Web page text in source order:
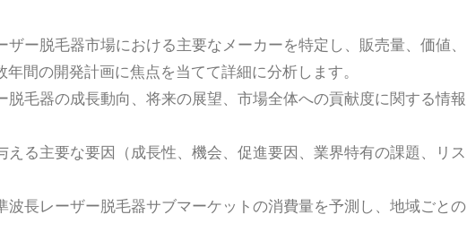
ー脱毛器市場における主要なメーカーを特定し、販売量、価値、
間の開発計画に焦点を当てて詳細に分析します。
毛器の成長動向、将来の展望、市場全体への貢献度に関する情報
る主要な要因（成長性、機会、促進要因、業界特有の課題、リス
長レーザー脱毛器サブマーケットの消費量を予測し、地域ごとの